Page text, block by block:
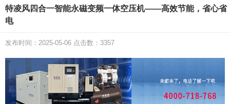
特凌风四合一智能永磁变频一体空压机——高效节能，省心省
电
发布时间：2025-05-06 点击数：3357